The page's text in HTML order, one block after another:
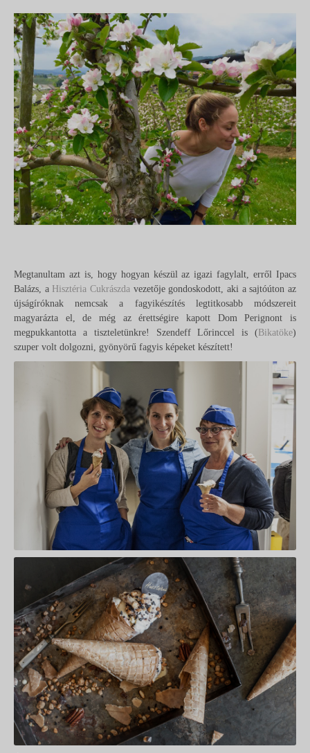
Megtanultam azt is, hogy hogyan készül az igazi fagylalt, erről Ipacs
Balázs, a Hisztéria Cukrászda vezetője gondoskodott, aki a sajtóúton az
újságíróknak nemcsak a fagyikészítés legtitkosabb módszereit
magyarázta el, de még az érettségire kapott Dom Perignont is
megpukkantotta a tiszteletünkre! Szendeff Lőrinccel is ( Bikatöke)
szuper volt dolgozni, gyönyörű fagyis képeket készített!